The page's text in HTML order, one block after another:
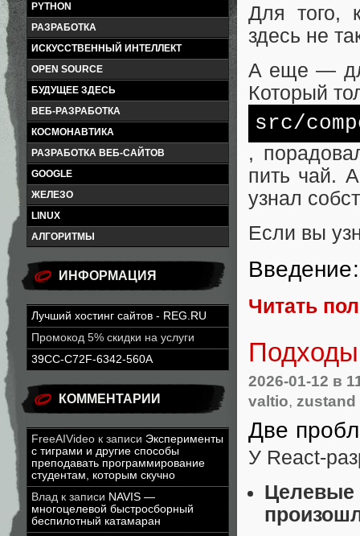
PYTHON
РАЗРАБОТКА
ИСКУССТВЕННЫЙ ИНТЕЛЛЕКТ
OPEN SOURCE
БУДУЩЕЕ ЗДЕСЬ
ВЕБ-РАЗРАБОТКА
КОСМОНАВТИКА
РАЗРАБОТКА ВЕБ-САЙТОВ
GOOGLE
ЖЕЛЕЗО
LINUX
АЛГОРИТМЫ
ИНФОРМАЦИЯ
Лучший хостинг сайтов - REG.RU
Промокод 5% скидки на услуги
39CC-C72F-6342-560A
КОММЕНТАРИИ
FreeAIVideo к записи Эксперименты
с тиграми и другие способы
преподавать программирование
студентам, которым скучно
Влад к записи NAVIS —
многоцелевой быстросборный
беспилотный катамаран
Для того,
здесь не
А еще —
Который
src/
,
пить чай.
узнал
Если вы
Читать
2026-01-12 в
valtio, zustand
Две
У React-